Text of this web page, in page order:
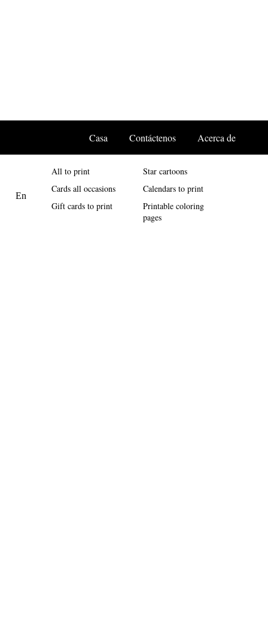
Casa Contáctenos Acerca de
All to print
Cards all occasions
Gift cards to print
Star cartoons
Calendars to print
Printable coloring
pages